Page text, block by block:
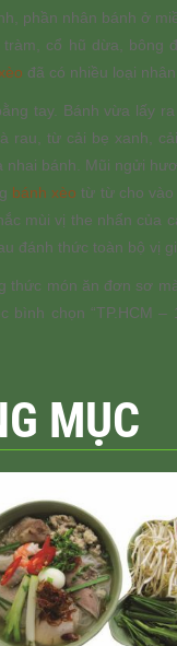
phần nhân bánh ở
tràm, cổ hũ dừa,
đã có nhiều loại
tay. Bánh vừa lấy
rau, từ cải bẹ xanh,
nhai bánh. Mũi ngửi
bánh xèo từ từ cho vào
mùi vị the nhẩn của
đánh thức toàn bộ vị
thức món ăn đơn sơ
bình chọn “TP.HCM
MỤC